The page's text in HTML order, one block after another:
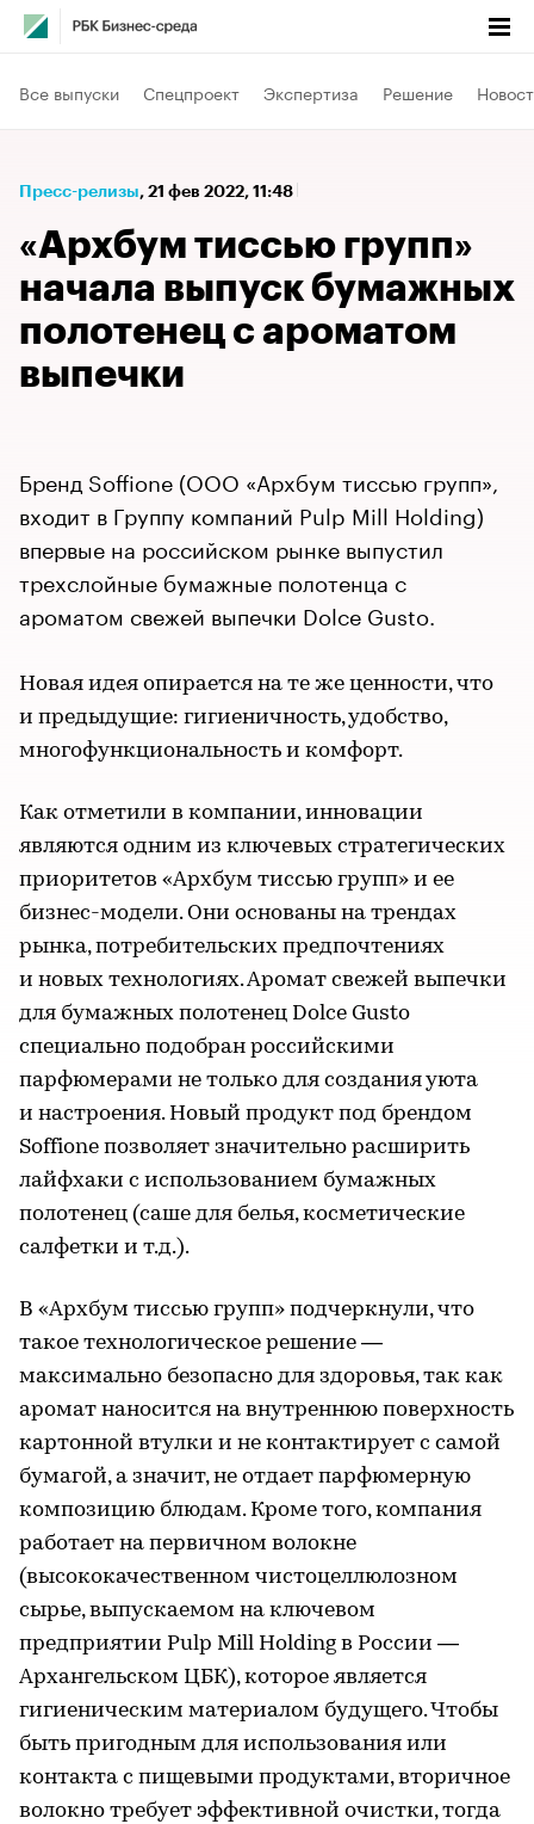
Все выпуски Спецпроект Экспертиза Решение
Пресс-релизы⁠, 21 фев 2022, 11:48
«Архбум тиссью групп»
начала выпуск бумажных
полотенец с ароматом
выпечки
Бренд Soffione (ООО «Архбум тиссью групп»,
входит в Группу компаний Pulp Mill Holding)
впервые на российском рынке выпустил
трехслойные бумажные полотенца с
ароматом свежей выпечки Dolce Gusto.
Новая идея опирается на те же ценности, что
и предыдущие: гигиеничность, удобство,
многофункциональность и комфорт.
Как отметили в компании, инновации
являются одним из ключевых стратегических
приоритетов «Архбум тиссью групп» и ее
бизнес-модели. Они основаны на трендах
рынка, потребительских предпочтениях
и новых технологиях. Аромат свежей выпечки
для бумажных полотенец Dolce Gusto
специально подобран российскими
парфюмерами не только для создания уюта
и настроения. Новый продукт под брендом
Soffione позволяет значительно расширить
лайфхаки с использованием бумажных
полотенец (саше для белья, косметические
салфетки и т.д.).
В «Архбум тиссью групп» подчеркнули, что
такое технологическое решение —
максимально безопасно для здоровья, так как
аромат наносится на внутреннюю поверхность
картонной втулки и не контактирует с самой
бумагой, а значит, не отдает парфюмерную
композицию блюдам. Кроме того, компания
работает на первичном волокне
(высококачественном чистоцеллюлозном
сырье, выпускаемом на ключевом
предприятии Pulp Mill Holding в России —
Архангельском ЦБК), которое является
гигиеническим материалом будущего. Чтобы
быть пригодным для использования или
контакта с пищевыми продуктами, вторичное
волокно требует эффективной очистки, тогда